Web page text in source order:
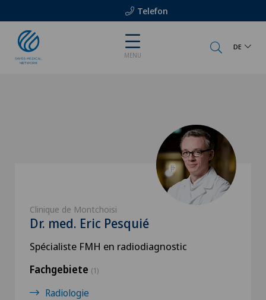
Telefon
MENU
DE
Clinique de Montchoisi
Dr. med. Eric Pesquié
Spécialiste FMH en radiodiagnostic
Fachgebiete (1)
Radiologie